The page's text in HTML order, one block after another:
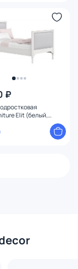
₽
Elit (белый,
ET010107050701